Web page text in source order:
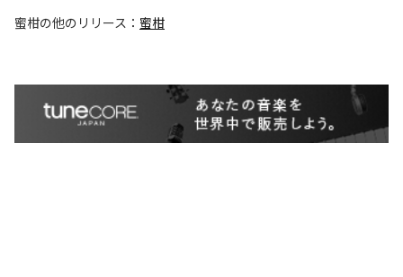
蜜柑の他のリリース： 蜜柑